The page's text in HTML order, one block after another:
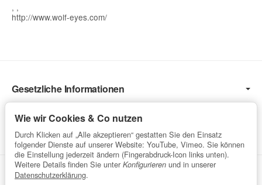
, ,
http://www.wolf-eyes.com/
Gesetzliche Informationen
Service
Vertrag widerrufen
Wie wir Cookies & Co nutzen
Durch Klicken auf „Alle akzeptieren“ gestatten Sie den Einsatz
folgender Dienste auf unserer Website: YouTube, Vimeo. Sie können
die Einstellung jederzeit ändern (Fingerabdruck-Icon links unten).
Weitere Details finden Sie unter Konfigurieren und in unserer
Datenschutzerklärung.